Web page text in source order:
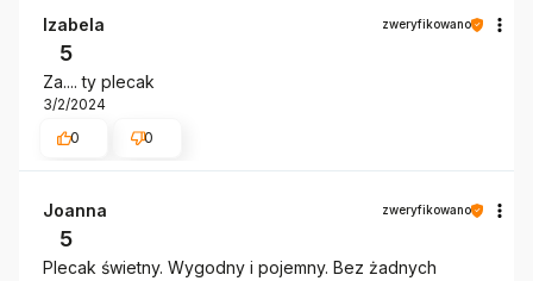
Izabela zweryfikowano
5
Za.... ty plecak
3/2/2024
0
0
Joanna zweryfikowano
5
Plecak świetny. Wygodny i pojemny. Bez żadnych